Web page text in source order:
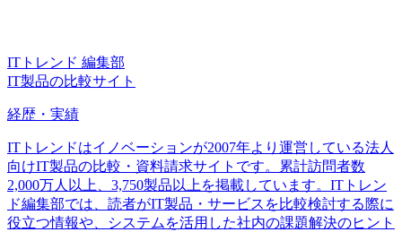
ITトレンド 編集部
IT製品の比較サイト
経歴・実績
ITトレンドはイノベーションが2007年より運営している法人
向けIT製品の比較・資料請求サイトです。累計訪問者数
2,000万人以上、3,750製品以上を掲載しています。ITトレン
ド編集部では、読者がIT製品・サービスを比較検討する際に
役立つ情報や、システムを活用した社内の課題解決のヒント